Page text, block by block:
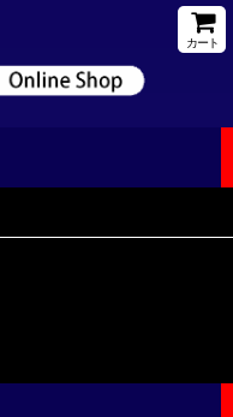
カート